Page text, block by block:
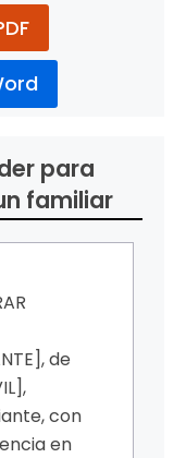
para
familiar
de
con
en